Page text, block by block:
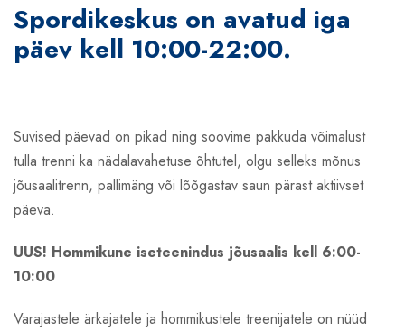
Spordikeskus on avatud iga
päev kell 10:00-22:00.
Suvised päevad on pikad ning soovime pakkuda võimalust
tulla trenni ka nädalavahetuse õhtutel, olgu selleks mõnus
jõusaalitrenn, pallimäng või lõõgastav saun pärast aktiivset
päeva.
UUS! Hommikune iseteenindus jõusaalis kell 6:00-
10:00
Varajastele ärkajatele ja hommikustele treenijatele on nüüd